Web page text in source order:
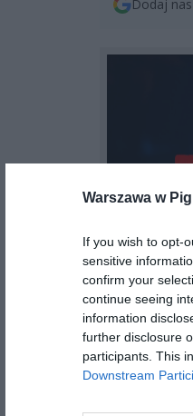
Warszawa w
If you wish to opt-
sensitive
confirm your
continue seeing
information
further disclosure
participants. This
Downstream
Dodaj